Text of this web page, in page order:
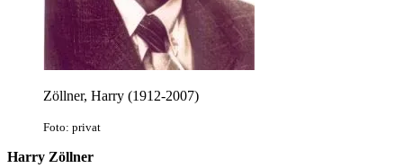
Zöllner, Harry (1912-2007)
Foto: privat
Harry Zöllner